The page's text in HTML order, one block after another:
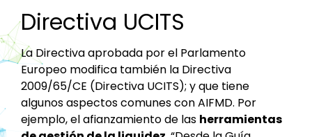
Directiva UCITS
La Directiva aprobada por el Parlamento
Europeo modifica también la Directiva
2009/65/CE (Directiva UCITS); y que tiene
algunos aspectos comunes con AIFMD. Por
ejemplo, el afianzamiento de las herramientas